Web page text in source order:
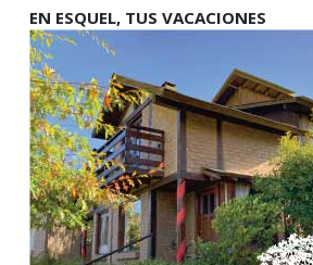
EN ESQUEL, TUS VACACIONES